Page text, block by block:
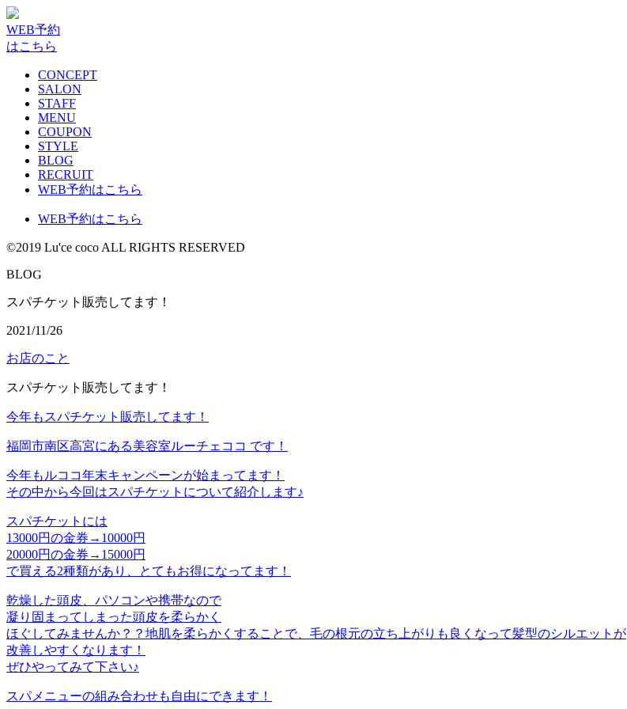
WEB予約
はこちら
CONCEPT
SALON
STAFF
MENU
COUPON
STYLE
BLOG
RECRUIT
WEB予約はこちら
WEB予約はこちら
©2019 Lu'ce coco ALL RIGHTS RESERVED
BLOG
スパチケット販売してます！
2021/11/26
お店のこと
スパチケット販売してます！
今年もスパチケット販売してます！
福岡市南区高宮にある美容室ルーチェココ です！
今年もルココ年末キャンペーンが始まってます！
その中から今回はスパチケットについて紹介します♪
スパチケットには
13000円の金券→10000円
20000円の金券→15000円
で買える2種類があり、とてもお得になってます！
乾燥した頭皮、パソコンや携帯なので
凝り固まってしまった頭皮を柔らかく
ほぐしてみませんか？？地肌を柔らかくすることで、毛の根元の立ち上がりも良くなって髪型のシルエットが
改善しやすくなります！
ぜひやってみて下さい♪
スパメニューの組み合わせも自由にできます！